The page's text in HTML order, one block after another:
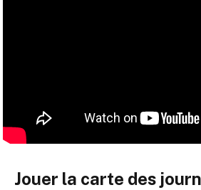
Jouer la carte des